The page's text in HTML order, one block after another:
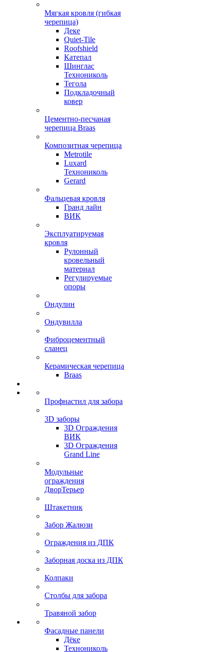
Мягкая кровля (гибкая
черепица)
Деке
Quiet-Tile
Roofshield
Катепал
Шинглас
Технониколь
Тегола
Подкладочный
ковер
Цементно-песчаная
черепица Braas
Композитная черепица
Metrotile
Luxard
Технониколь
Gerard
Фальцевая кровля
Гранд лайн
ВИК
Эксплуатируемая
кровля
Рулонный
кровельный
материал
Регулируемые
опоры
Ондулин
Ондувилла
Фиброцементный
сланец
Керамическая черепица
Braas
Профнастил для забора
3D заборы
3D Ограждения
ВИК
3D Ограждения
Grand Line
Модульные
ограждения
ДворТерьер
Штакетник
Забор Жалюзи
Ограждения из ДПК
Заборная доска из ДПК
Колпаки
Столбы для забора
Травяной забор
Фасадные панели
Дёке
Технониколь